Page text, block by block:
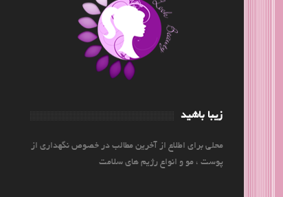
زیبا باشید
محلی برای اطلاع از آخرین مطالب در خصوص نگهداری از
پوست ، مو و انواع رژیم های سلامت